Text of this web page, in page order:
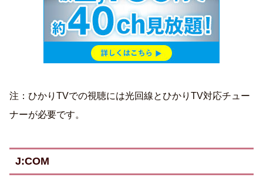
注：ひかりTVでの視聴には光回線とひかりTV対応チュー
ナーが必要です。
J:COM